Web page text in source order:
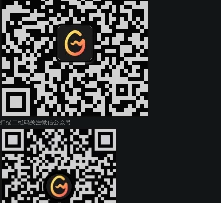
扫描二维码关注微信公众号